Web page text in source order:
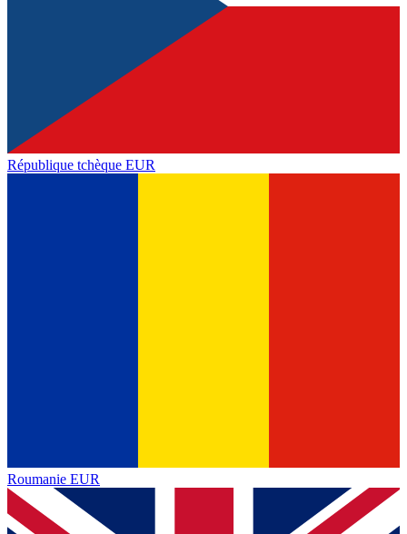
République tchèque EUR
Roumanie EUR